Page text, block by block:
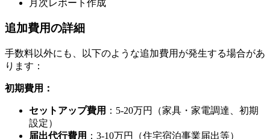
月次レポート作成
追加費用の詳細
手数料以外にも、以下のような追加費用が発生する場合があ
ります：
初期費用：
セットアップ費用 ：5-20万円（家具・家電調達、初期
設定）
届出代行費用 ：3-10万円（住宅宿泊事業届出等）